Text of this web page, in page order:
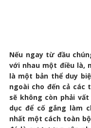
Nếu ngay từ đầu
với nhau một điều là,
là một bản thể duy
ngoài cho đến cả
sẽ không còn phải
dục để cố gắng làm
nhất một cách toàn